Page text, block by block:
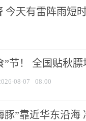
今天有雷阵雨短
”节！ 全国贴秋
08-07 08:00
豚”靠近华东沿